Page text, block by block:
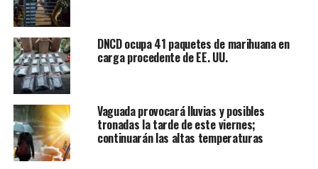
DNCD ocupa 41 paquetes de marihuana en
carga procedente de EE. UU.
Vaguada provocará lluvias y posibles
tronadas la tarde de este viernes;
continuarán las altas temperaturas